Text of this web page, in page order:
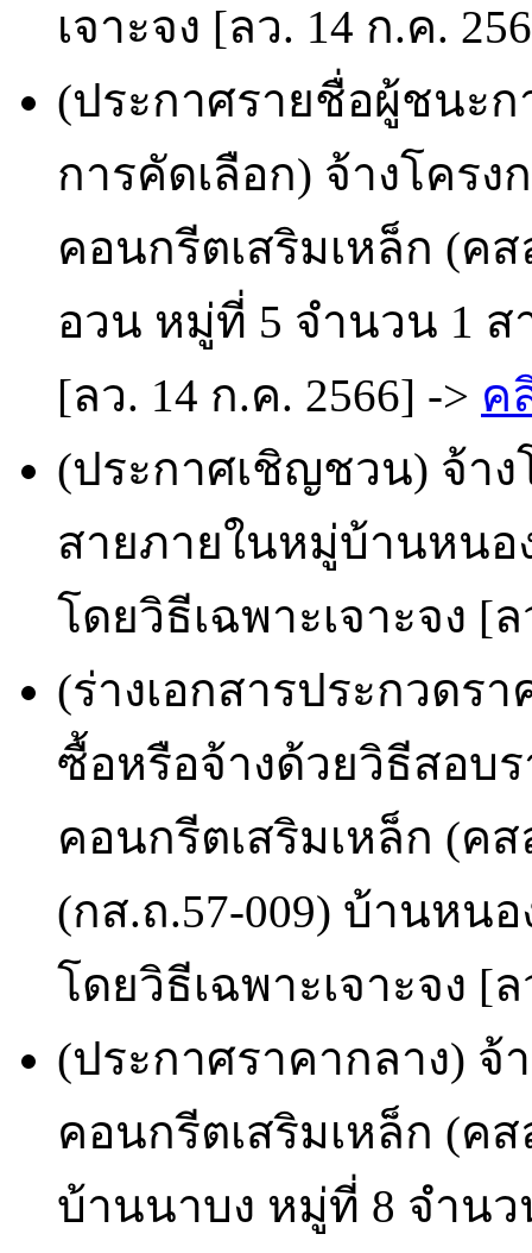
เจาะจง [ลว. 14 ก.ค.
(ประกาศรายชื่อผู้ชนะก
การคัดเลือก) จ้างโครง
คอนกรีตเสริมเหล็ก (ค
อวน หมู่ที่ 5 จำนวน 1 ส
[ลว. 14 ก.ค. 2566] -> ค
(ประกาศเชิญชวน) จ้าง
สายภายในหมู่บ้านหนอ
โดยวิธีเฉพาะเจาะจง [
(ร่างเอกสารประกวดรา
ซื้อหรือจ้างด้วยวิธีสอบ
คอนกรีตเสริมเหล็ก (ค
(กส.ถ.57-009) บ้านหน
โดยวิธีเฉพาะเจาะจง [
(ประกาศราคากลาง) จ้
คอนกรีตเสริมเหล็ก (คส
บ้านนาบง หมู่ที่ 8 จำนว